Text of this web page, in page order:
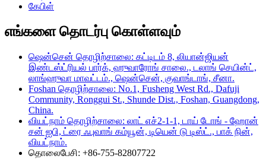
கேபிள்
எங்களை தொடர்பு கொள்ளவும்
ஷென்சென் தொழிற்சாலை: கட்டிடம் 8, லியான்ஜியன்
இண்டஸ்ட்ரியல் பார்க், ஹுவாரோங் சாலை., டலாங் செயின்ட்,
லாங்ஹுவா மாவட்டம்., ஷென்சென், குவாங்டாங், சீனா.
Foshan தொழிற்சாலை: No.1, Fusheng West Rd., Dafuji
Community, Ronggui St., Shunde Dist., Foshan, Guangdong,
China.
வியட்நாம் தொழிற்சாலை: லாட் எச்2-1-1, டாய் டோங் - ஹோன்
சன் ஐபி, ட்ரை ஃபுவாங் கம்யூன், டியென் டு டிஸ்ட்., பாக் நின்,
வியட்நாம்.
தொலைபேசி: +86-755-82807722